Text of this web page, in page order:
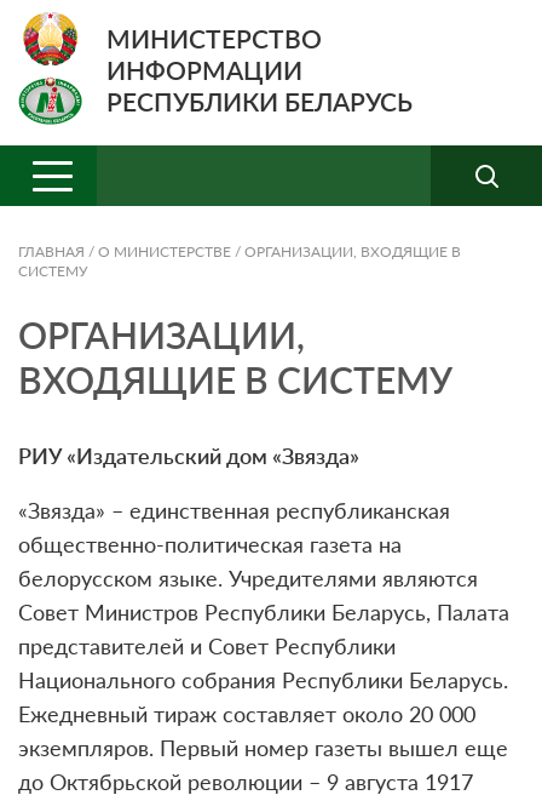
МИНИСТЕРСТВО
ИНФОРМАЦИИ
РЕСПУБЛИКИ БЕЛАРУСЬ
ГЛАВНАЯ / О МИНИСТЕРСТВЕ / ОРГАНИЗАЦИИ, ВХОДЯЩИЕ В
СИСТЕМУ
ОРГАНИЗАЦИИ,
ВХОДЯЩИЕ В СИСТЕМУ
РИУ «Издательский дом «Звязда»
«Звязда» – единственная республиканская
общественно-политическая газета на
белорусском языке. Учредителями являются
Совет Министров Республики Беларусь, Палата
представителей и Совет Республики
Национального собрания Республики Беларусь.
Ежедневный тираж составляет около 20 000
экземпляров. Первый номер газеты вышел еще
до Октябрьской революции – 9 августа 1917